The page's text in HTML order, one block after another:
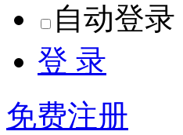
自动登录
登 录
免费注册